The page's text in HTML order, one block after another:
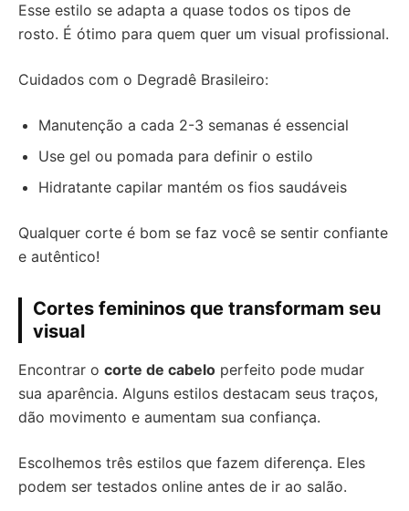
Esse estilo se adapta a quase todos os tipos de
rosto. É ótimo para quem quer um visual profissional.
Cuidados com o Degradê Brasileiro:
Manutenção a cada 2-3 semanas é essencial
Use gel ou pomada para definir o estilo
Hidratante capilar mantém os fios saudáveis
Qualquer corte é bom se faz você se sentir confiante
e autêntico!
Cortes femininos que transformam seu
visual
Encontrar o corte de cabelo perfeito pode mudar
sua aparência. Alguns estilos destacam seus traços,
dão movimento e aumentam sua confiança.
Escolhemos três estilos que fazem diferença. Eles
podem ser testados online antes de ir ao salão.